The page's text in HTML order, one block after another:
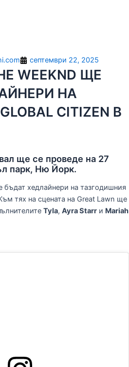
септември 22, 2025
WEEKND ЩЕ
НА
CITIZEN В
ще се проведе на 27
парк, Ню Йорк.
бъдат хедлайнери на тазгодишния
тях на сцената на Great Lawn ще
Tyla, Ayra Starr и Mariah